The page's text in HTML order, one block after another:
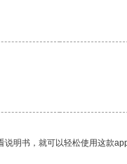
明书，就可以轻松使用这款app